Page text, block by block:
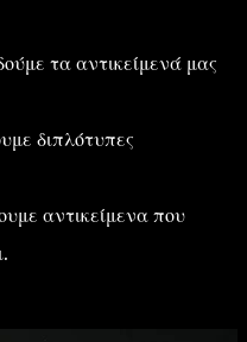
τα αντικείμενά μας
διπλότυπες
αντικείμενα που